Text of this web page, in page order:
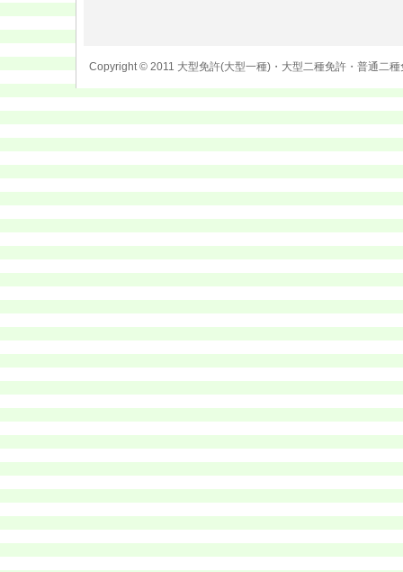
Copyright © 2011 大型免許(大型一種)・大型二種免許・普通二